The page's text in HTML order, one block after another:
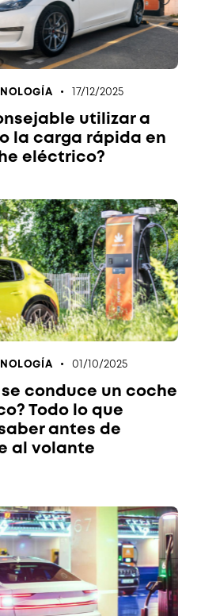
17/12/2025
utilizar a
la carga rápida en
eléctrico?
01/10/2025
se conduce un coche
Todo lo que
antes de
al volante